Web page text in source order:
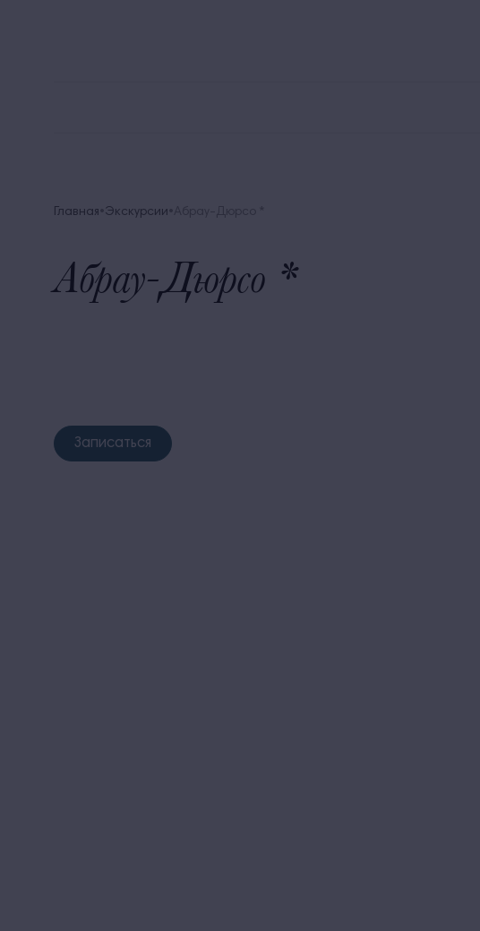
Главная Экскурсии
Абрау-Дюрсо *
Записаться